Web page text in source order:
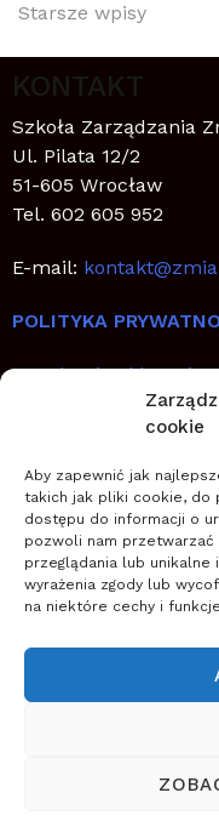
cookie
Aby zapewnić jak
takich jak pliki cookie, do
dostępu do informacji o
pozwoli nam przetwarzać
przeglądania lub
wyrażenia zgody lub
na niektóre cechy i
Starsze wpisy
KONTAKT
Szkoła Zarządzania
Ul. Pilata 12/2
51-605 Wrocław
Tel. 602 605 952
E-mail:
POLITYKA
Regulamin sklepu
Jak planować,
Zostań coachem
Zwiększ szanse
Szkoła Zarządzania
planowaniu,
(nowych